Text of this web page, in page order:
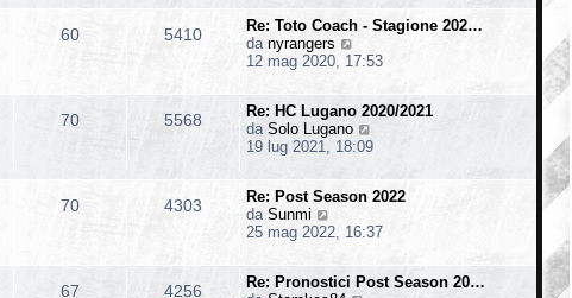
o
s
a
g
g
o
m
o
e
s
a
g
g
o
i
u
t
m
o
m
e
a
g
o
60 5410
Re: Toto Coach - Stagione 202…
da nyrangers
e
i
u
t
m
o
e
s
a
12 mag 2020, 17:53
70 5568
Re: HC Lugano 2020/2021
da Solo Lugano
e
u
t
o
19 lug 2021, 18:09
70 4303
Re: Post Season 2022
da Sunmi
e
i
u
25 mag 2022, 16:37
67 4256
Re: Pronostici Post Season 20…